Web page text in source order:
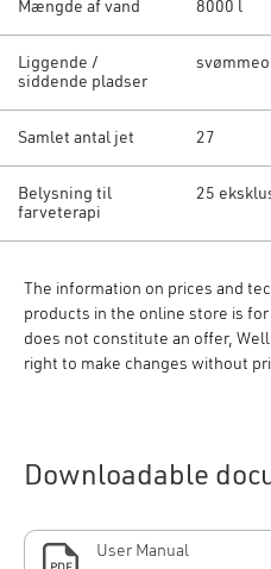
Mængde af vand 8000 l
Liggende /
siddende pladser
Samlet antal jet 27
Belysning til
farveterapi
25
The information on prices and
products in the online store is
does not constitute an offer,
right to make changes without
Downloadable
User Manual